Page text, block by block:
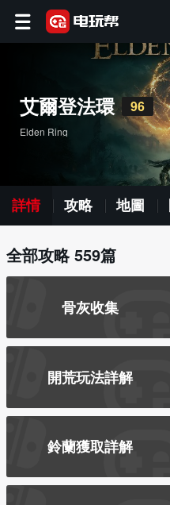
艾爾登法環 96
Elden Ring
詳情 攻略 地圖
全部攻略 559篇
骨灰收集
開荒玩法詳解
鈴蘭獲取詳解